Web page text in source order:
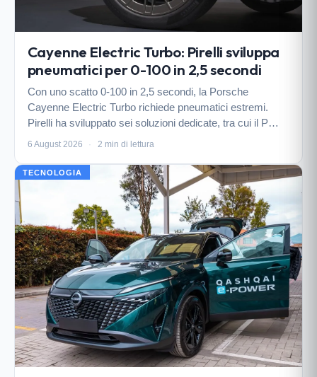
Cayenne Electric Turbo: Pirelli sviluppa
pneumatici per 0-100 in 2,5 secondi
Con uno scatto 0-100 in 2,5 secondi, la Porsche
Cayenne Electric Turbo richiede pneumatici estremi.
Pirelli ha sviluppato sei soluzioni dedicate, tra cui il P
Zero R, per trasformare la coppia elettrica in trazione
6 August 2026 · 2 min di lettura
TECNOLOGIA